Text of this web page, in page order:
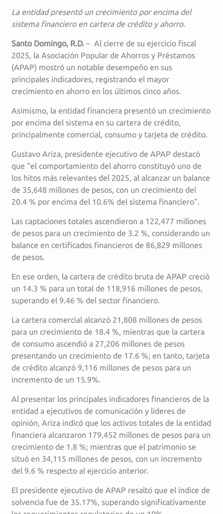
La entidad presentó un crecimiento por encima del
sistema financiero en cartera de crédito y ahorro.
Santo Domingo, R.D. – Al cierre de su ejercicio fiscal
2025, la Asociación Popular de Ahorros y Préstamos
(APAP) mostró un notable desempeño en sus
principales indicadores, registrando el mayor
crecimiento en ahorro en los últimos cinco años.
Asimismo, la entidad financiera presentó un crecimiento
por encima del sistema en su cartera de crédito,
principalmente comercial, consumo y tarjeta de crédito.
Gustavo Ariza, presidente ejecutivo de APAP destacó
que “el comportamiento del ahorro constituyó uno de
los hitos más relevantes del 2025, al alcanzar un balance
de 35,648 millones de pesos, con un crecimiento del
20.4 % por encima del 10.6% del sistema financiero”.
Las captaciones totales ascendieron a 122,477 millones
de pesos para un crecimiento de 3.2 %, considerando un
balance en certificados financieros de 86,829 millones
de pesos.
En ese orden, la cartera de crédito bruta de APAP creció
un 14.3 % para un total de 118,916 millones de pesos,
superando el 9.46 % del sector financiero.
La cartera comercial alcanzó 21,808 millones de pesos
para un crecimiento de 18.4 %, mientras que la cartera
de consumo ascendió a 27,206 millones de pesos
presentando un crecimiento de 17.6 %; en tanto, tarjeta
de crédito alcanzó 9,116 millones de pesos para un
incremento de un 15.9%.
Al presentar los principales indicadores financieros de la
entidad a ejecutivos de comunicación y líderes de
opinión, Ariza indicó que los activos totales de la entidad
financiera alcanzaron 179,452 millones de pesos para un
crecimiento de 1.8 %; mientras que el patrimonio se
situó en 34,115 millones de pesos, con un incremento
del 9.6 % respecto al ejercicio anterior.
El presidente ejecutivo de APAP resaltó que el índice de
solvencia fue de 35.17%, superando significativamente